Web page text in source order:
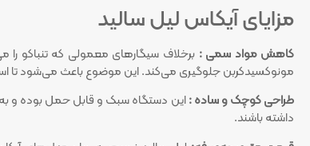
مزایای آیکاس لیل سالید
کاهش مواد سمی : برخلاف سیگارهای معمولی که تنباکو را
مونوکسیدکربن جلوگیری می‌کند. این موضوع باعث می‌شود تا
طراحی کوچک و ساده :این دستگاه سبک و قابل حمل بوده و به
داشته باشند.